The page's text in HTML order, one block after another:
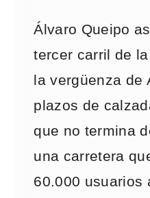
Álvaro Queipo
tercer carril de la
la vergüenza de
plazos de
que no termina
una carretera
60.000 usuarios